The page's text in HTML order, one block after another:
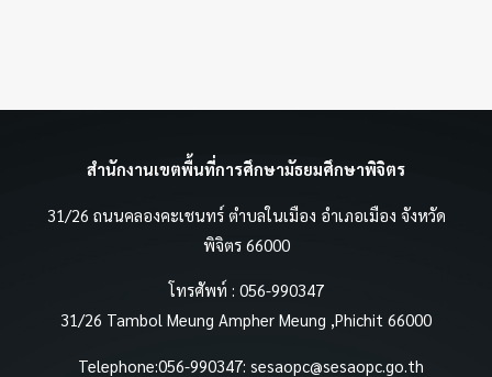
สำนักงานเขตพื้นที่การศึกษามัธยมศึกษาพิจิตร
31/26 ถนนคลองคะเชนทร์ ตำบลในเมือง อำเภอเมือง จังหวัด
พิจิตร 66000
โทรศัพท์ : 056-990347
31/26 Tambol Meung Ampher Meung ,Phichit 66000
Telephone:056-990347: sesaopc@sesaopc.go.th